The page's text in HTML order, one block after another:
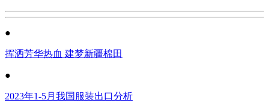
●
挥洒芳华热血 建梦新疆棉田
●
2023年1-5月我国服装出口分析